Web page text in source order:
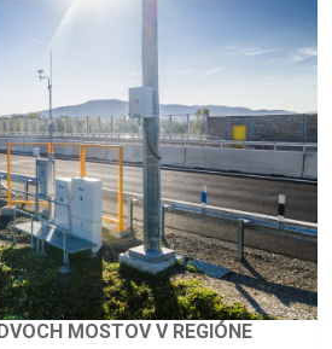
MOSTOV V REGIÓNE